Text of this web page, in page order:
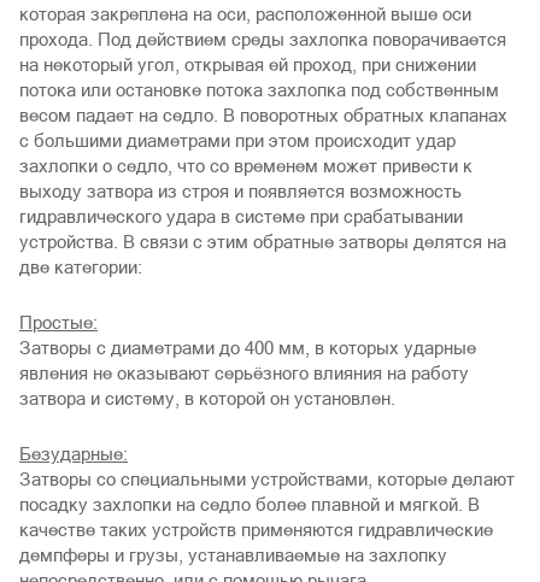
которая закреплена на оси, расположенной выше оси
прохода. Под действием среды захлопка поворачивается
на некоторый угол, открывая ей проход, при снижении
потока или остановке потока захлопка под собственным
весом падает на седло. В поворотных обратных клапанах
с большими диаметрами при этом происходит удар
захлопки о седло, что со временем может привести к
выходу затвора из строя и появляется возможность
гидравлического удара в системе при срабатывании
устройства. В связи с этим обратные затворы делятся на
две категории:
Простые:
Затворы с диаметрами до 400 мм, в которых ударные
явления не оказывают серьёзного влияния на работу
затвора и систему, в которой он установлен.
Безударные:
Затворы со специальными устройствами, которые делают
посадку захлопки на седло более плавной и мягкой. В
качестве таких устройств применяются гидравлические
демпферы и грузы, устанавливаемые на захлопку